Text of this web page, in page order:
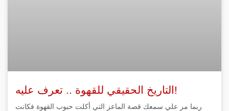
التاريخ الحقيقي للقهوة .. تعرف عليه!
ربما مر علي سمعك قصة الماعز التي أكلت حبوب القهوة فكانت